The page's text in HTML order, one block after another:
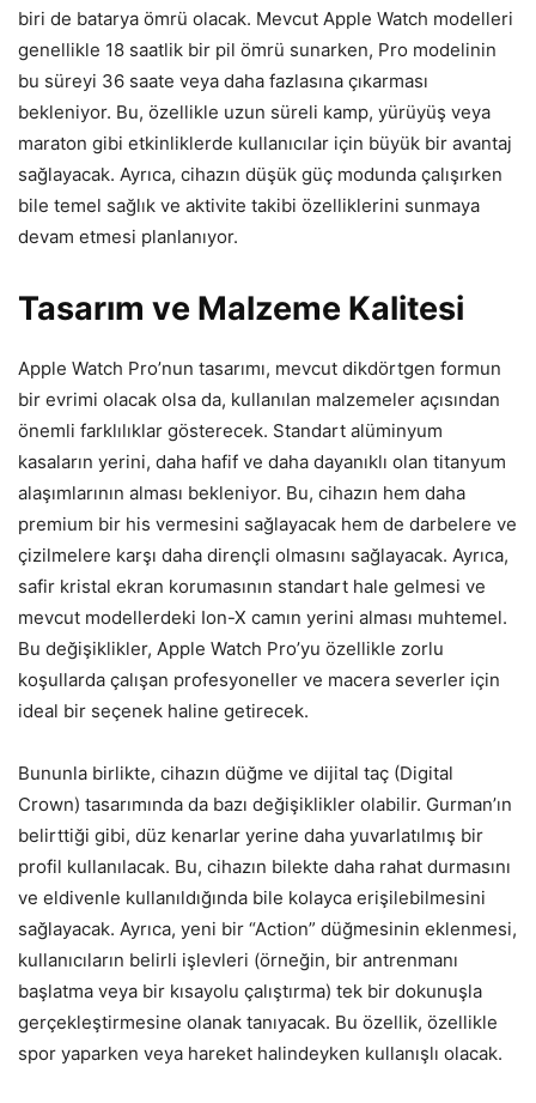
biri de batarya ömrü olacak. Mevcut Apple Watch modelleri
genellikle 18 saatlik bir pil ömrü sunarken, Pro modelinin
bu süreyi 36 saate veya daha fazlasına çıkarması
bekleniyor. Bu, özellikle uzun süreli kamp, yürüyüş veya
maraton gibi etkinliklerde kullanıcılar için büyük bir avantaj
sağlayacak. Ayrıca, cihazın düşük güç modunda çalışırken
bile temel sağlık ve aktivite takibi özelliklerini sunmaya
devam etmesi planlanıyor.
Tasarım ve Malzeme Kalitesi
Apple Watch Pro’nun tasarımı, mevcut dikdörtgen formun
bir evrimi olacak olsa da, kullanılan malzemeler açısından
önemli farklılıklar gösterecek. Standart alüminyum
kasaların yerini, daha hafif ve daha dayanıklı olan titanyum
alaşımlarının alması bekleniyor. Bu, cihazın hem daha
premium bir his vermesini sağlayacak hem de darbelere ve
çizilmelere karşı daha dirençli olmasını sağlayacak. Ayrıca,
safir kristal ekran korumasının standart hale gelmesi ve
mevcut modellerdeki Ion-X camın yerini alması muhtemel.
Bu değişiklikler, Apple Watch Pro’yu özellikle zorlu
koşullarda çalışan profesyoneller ve macera severler için
ideal bir seçenek haline getirecek.
Bununla birlikte, cihazın düğme ve dijital taç (Digital
Crown) tasarımında da bazı değişiklikler olabilir. Gurman’ın
belirttiği gibi, düz kenarlar yerine daha yuvarlatılmış bir
profil kullanılacak. Bu, cihazın bilekte daha rahat durmasını
ve eldivenle kullanıldığında bile kolayca erişilebilmesini
sağlayacak. Ayrıca, yeni bir “Action” düğmesinin eklenmesi,
kullanıcıların belirli işlevleri (örneğin, bir antrenmanı
başlatma veya bir kısayolu çalıştırma) tek bir dokunuşla
gerçekleştirmesine olanak tanıyacak. Bu özellik, özellikle
spor yaparken veya hareket halindeyken kullanışlı olacak.